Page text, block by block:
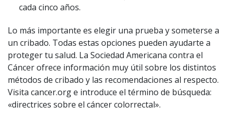
cada cinco años.
Lo más importante es elegir una prueba y someterse a
un cribado. Todas estas opciones pueden ayudarte a
proteger tu salud. La Sociedad Americana contra el
Cáncer ofrece información muy útil sobre los distintos
métodos de cribado y las recomendaciones al respecto.
Visita cancer.org e introduce el término de búsqueda:
«directrices sobre el cáncer colorrectal».